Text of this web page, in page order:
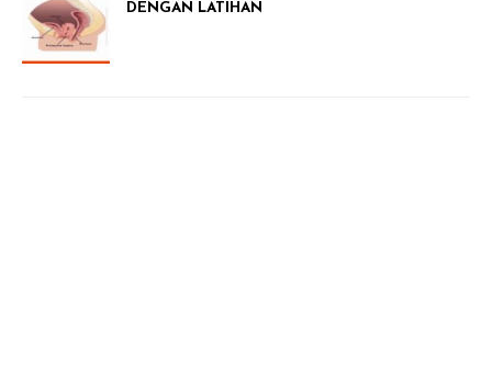
DENGAN LATIHAN